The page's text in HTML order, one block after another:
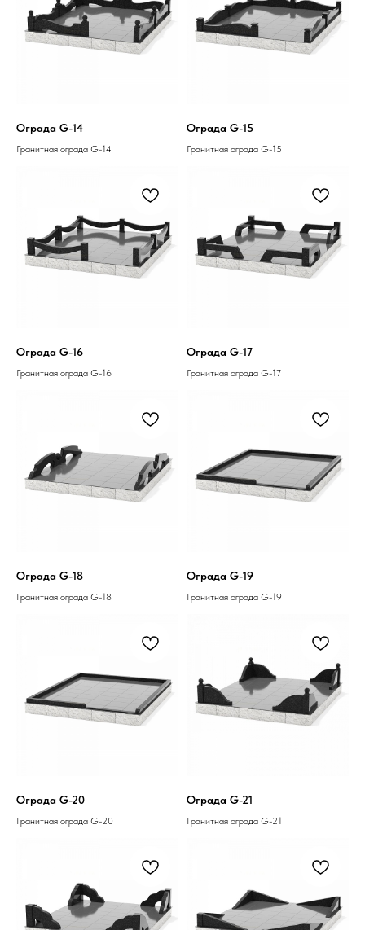
Ограда G-14
Гранитная ограда G-14
Ограда G-15
Гранитная ограда G-15
Ограда G-16
Гранитная ограда G-16
Ограда G-17
Гранитная ограда G-17
Ограда G-18
Гранитная ограда G-18
Ограда G-19
Гранитная ограда G-19
Ограда G-20
Гранитная ограда G-20
Ограда G-21
Гранитная ограда G-21